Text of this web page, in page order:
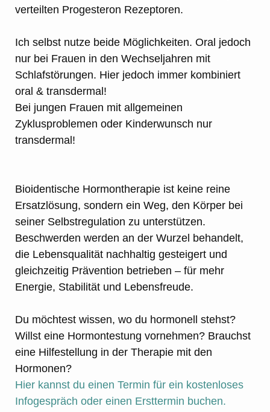
verteilten Progesteron Rezeptoren.
Ich selbst nutze beide Möglichkeiten. Oral jedoch
nur bei Frauen in den Wechseljahren mit
Schlafstörungen. Hier jedoch immer kombiniert
oral & transdermal!
Bei jungen Frauen mit allgemeinen
Zyklusproblemen oder Kinderwunsch nur
transdermal!
Bioidentische Hormontherapie ist keine reine
Ersatzlösung, sondern ein Weg, den Körper bei
seiner Selbstregulation zu unterstützen.
Beschwerden werden an der Wurzel behandelt,
die Lebensqualität nachhaltig gesteigert und
gleichzeitig Prävention betrieben – für mehr
Energie, Stabilität und Lebensfreude.
Du möchtest wissen, wo du hormonell stehst?
Willst eine Hormontestung vornehmen? Brauchst
eine Hilfestellung in der Therapie mit den
Hormonen?
Hier kannst du einen Termin für ein kostenloses
Infogespräch oder einen Ersttermin buchen.